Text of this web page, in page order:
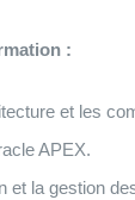
:
et les
APEX.
et la gestion